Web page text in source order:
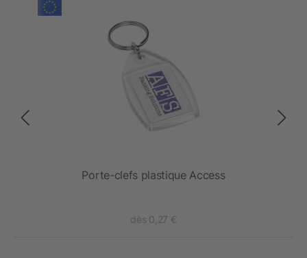
Porte-clefs plastique Access
dès 0,27 €